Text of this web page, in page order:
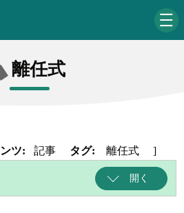
離任式
ツ: 記事 タグ: 離任式 ]
開く